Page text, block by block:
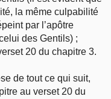
la même culpabilité
par l’apôtre
des Gentils) ;
20 du chapitre 3.
de tout ce qui suit,
au verset 20 du